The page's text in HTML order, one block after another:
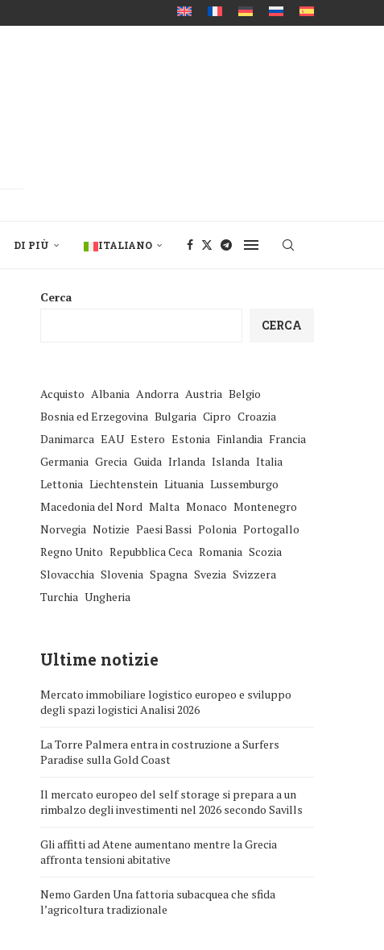
DI PIÙ ITALIANO
Cerca
CERCA
Acquisto Albania Andorra Austria Belgio
Bosnia ed Erzegovina Bulgaria Cipro Croazia
Danimarca EAU Estero Estonia Finlandia Francia
Germania Grecia Guida Irlanda Islanda Italia
Lettonia Liechtenstein Lituania Lussemburgo
Macedonia del Nord Malta Monaco Montenegro
Norvegia Notizie Paesi Bassi Polonia Portogallo
Regno Unito Repubblica Ceca Romania Scozia
Slovacchia Slovenia Spagna Svezia Svizzera
Turchia Ungheria
Ultime notizie
Mercato immobiliare logistico europeo e sviluppo
degli spazi logistici Analisi 2026
La Torre Palmera entra in costruzione a Surfers
Paradise sulla Gold Coast
Il mercato europeo del self storage si prepara a un
rimbalzo degli investimenti nel 2026 secondo Savills
Gli affitti ad Atene aumentano mentre la Grecia
affronta tensioni abitative
Nemo Garden Una fattoria subacquea che sfida
l’agricoltura tradizionale